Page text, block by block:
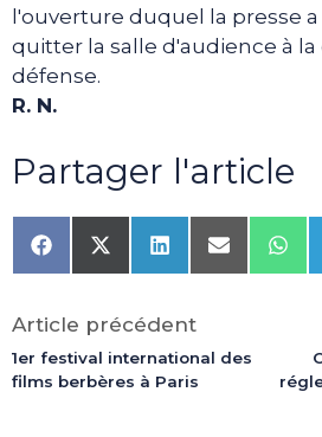
l'ouverture duquel la presse
quitter la salle d'audience à
défense.
R. N.
Partager l'article
Share
on
Share
on
(Twitter)
Share
on
Share
on
on
Article précédent
1er festival international des
films berbères à Paris